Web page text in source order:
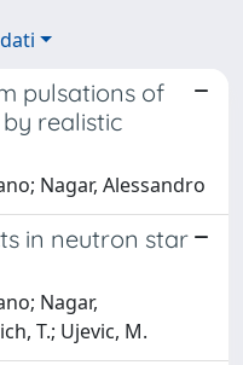
pulsations of
realistic
Nagar, Alessandro
in neutron star
Nagar,
T.; Ujevic, M.